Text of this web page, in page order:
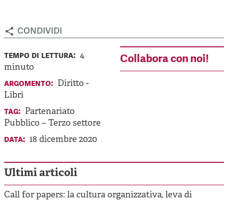
condividi
tempo di lettura: 4
minuto
argomento: Diritto -
Libri
tag: Partenariato
Pubblico – Terzo settore
data: 18 dicembre 2020
Collabora con noi!
Ultimi articoli
Call for papers: la cultura organizzativa, leva di